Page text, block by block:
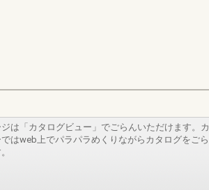
は「カタログビュー」でごらんいただけます。カ
はweb上でパラパラめくりながらカタログをごら